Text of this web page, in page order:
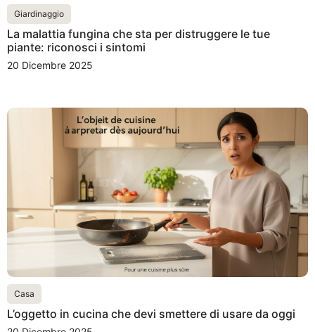
Giardinaggio
La malattia fungina che sta per distruggere le tue
piante: riconosci i sintomi
20 Dicembre 2025
Casa
L’oggetto in cucina che devi smettere di usare da oggi